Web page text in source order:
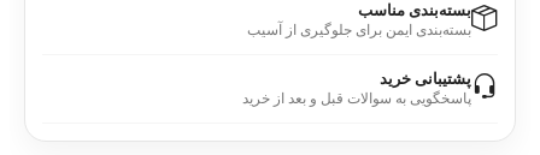
بسته‌بندی مناسب
بسته‌بندی ایمن برای جلوگیری از آسیب
پشتیبانی خرید
پاسخگویی به سوالات قبل و بعد از خرید